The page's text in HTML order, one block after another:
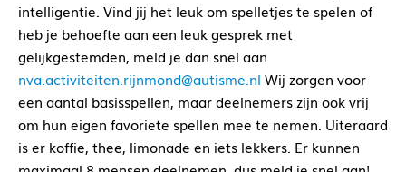
intelligentie. Vind jij het leuk om spelletjes te spelen of
heb je behoefte aan een leuk gesprek met
gelijkgestemden, meld je dan snel aan
nva.activiteiten.rijnmond@autisme.nl Wij zorgen voor
een aantal basisspellen, maar deelnemers zijn ook vrij
om hun eigen favoriete spellen mee te nemen. Uiteraard
is er koffie, thee, limonade en iets lekkers. Er kunnen